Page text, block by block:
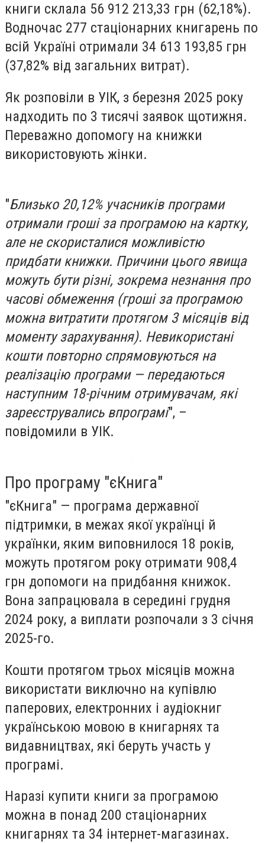
книги склала 56 912 213,33 грн (62,18%).
Водночас 277 стаціонарних книгарень по
всій Україні отримали 34 613 193,85 грн
(37,82% від загальних витрат).
Як розповіли в УІК, з березня 2025 року
надходить по 3 тисячі заявок щотижня.
Переважно допомогу на книжки
використовують жінки.
"Близько 20,12% учасників програми
отримали гроші за програмою на картку,
але не скористалися можливістю
придбати книжки. Причини цього явища
можуть бути різні, зокрема незнання про
часові обмеження (гроші за програмою
можна витратити протягом 3 місяців від
моменту зарахування). Невикористані
кошти повторно спрямовуються на
реалізацію програми — передаються
наступним 18-річним отримувачам, які
зареєструвались впрограмі", –
повідомили в УІК.
Про програму "єКнига"
"єКнига" — програма державної
підтримки, в межах якої українці й
українки, яким виповнилося 18 років,
можуть протягом року отримати 908,4
грн допомоги на придбання книжок.
Вона запрацювала в середині грудня
2024 року, а виплати розпочали з 3 січня
2025-го.
Кошти протягом трьох місяців можна
використати виключно на купівлю
паперових, електронних і аудіокниг
українською мовою в книгарнях та
видавництвах, які беруть участь у
програмі.
Наразі купити книги за програмою
можна в понад 200 стаціонарних
книгарнях та 34 інтернет-магазинах.